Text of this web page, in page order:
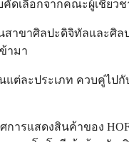
ดเลือกจากคณะผู้เชี่ย
ศิลปะดิจิทัลและศิลปะ
ามา
ต่ละประเภท ควบคู่ไ
การแสดงสินค้าของ